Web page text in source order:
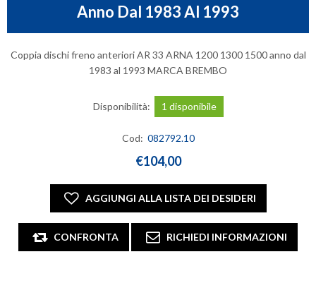
Anno Dal 1983 Al 1993
Coppia dischi freno anteriori AR 33 ARNA 1200 1300 1500 anno dal
1983 al 1993 MARCA BREMBO
Disponibilità: 1 disponibile
Cod: 082792.10
€104,00